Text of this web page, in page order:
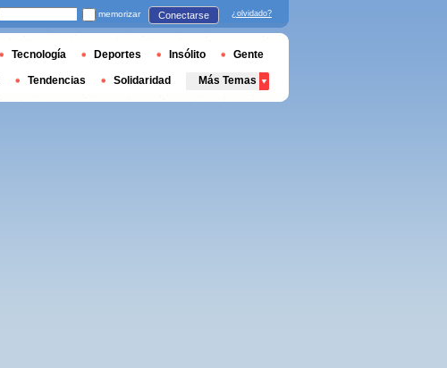
memorizar Conectarse ¿olvidado?
Tecnología Deportes Insólito Gente
Tendencias Solidaridad Más Temas